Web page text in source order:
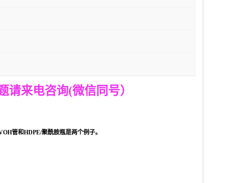
请来电咨询(微信同号）
管和HDPE/聚酰胺瓶是两个例子。